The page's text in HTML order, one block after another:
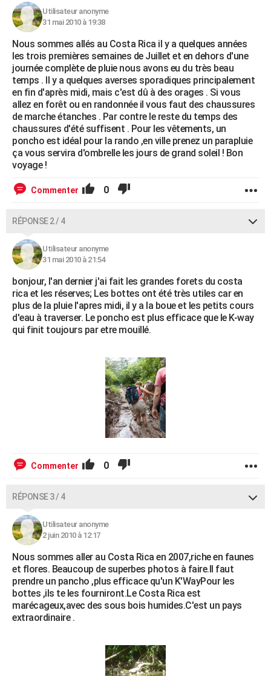
COPAINS D'AVANT
S'inscrire
Se connecter
Lycées
Collèges
Primaires
Universités
Entreprises
Service militaire
Avis de recherche
AVIS DE DÉCÈS
FORUM
Bricolage
Lifestyle
Culture
Sport
Auto
Television
Voyage
Cinema
Utilisateur anonyme
31 mai 2010 à 19:38
Nous sommes allés au Costa Rica il y a quelques années
les trois premières semaines de Juillet et en dehors d'une
journée complète de pluie nous avons eu du très beau
temps . Il y a quelques averses sporadiques principalement
en fin d'après midi, mais c'est dû à des orages . Si vous
allez en forêt ou en randonnée il vous faut des chaussures
de marche étanches . Par contre le reste du temps des
chaussures d'été suffisent . Pour les vêtements, un
poncho est idéal pour la rando ,en ville prenez un parapluie
ça vous servira d'ombrelle les jours de grand soleil ! Bon
voyage !
Commenter 0
RÉPONSE 2 / 4
Utilisateur anonyme
31 mai 2010 à 21:54
bonjour, l'an dernier j'ai fait les grandes forets du costa
rica et les réserves; Les bottes ont été très utiles car en
plus de la pluie l'apres midi, il y a la boue et les petits cours
d'eau à traverser. Le poncho est plus efficace que le K-way
qui finit toujours par etre mouillé.
Commenter 0
RÉPONSE 3 / 4
Utilisateur anonyme
2 juin 2010 à 12:17
Nous sommes aller au Costa Rica en 2007,riche en faunes
et flores. Beaucoup de superbes photos à faire.Il faut
prendre un pancho ,plus efficace qu'un K'WayPour les
bottes ,ils te les fourniront.Le Costa Rica est
marécageux,avec des sous bois humides.C'est un pays
extraordinaire .